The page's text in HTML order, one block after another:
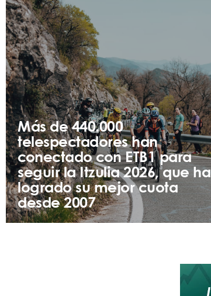
Más de 440.000
telespectadores han
conectado con ETB1 para
seguir la Itzulia 2026, que ha
logrado su mejor cuota
desde 2007